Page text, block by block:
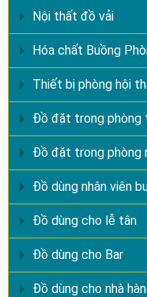
Nội thất đồ vải
Hóa chất Buồng
Thiết bị phòng hội
Đồ đặt trong phòng
Đồ đặt trong phòng
Đồ dùng nhân viên
Đồ dùng cho lễ tân
Đồ dùng cho Bar
Đồ dùng cho nhà